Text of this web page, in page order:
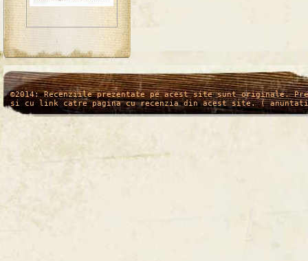
/* */
©2014: Recenziile prezentate pe acest site sunt originale.
si cu link catre pagina cu recenzia din acest site. (